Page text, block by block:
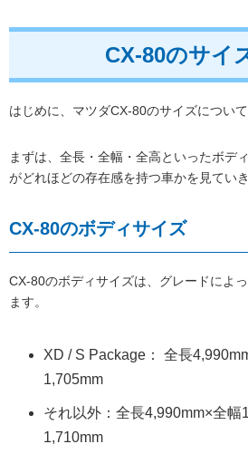
CX-80のサイ
はじめに、マツダCX-80のサイズについて
まずは、全長・全幅・全高といったボデ
がどれほどの存在感を持つ車かを見ていき
CX-80のボディサイズ
CX-80のボディサイズは、グレードによ
ます。
XD / S Package： 全長
1,705mm
それ以外：全長4,990mm×全幅
1,710mm